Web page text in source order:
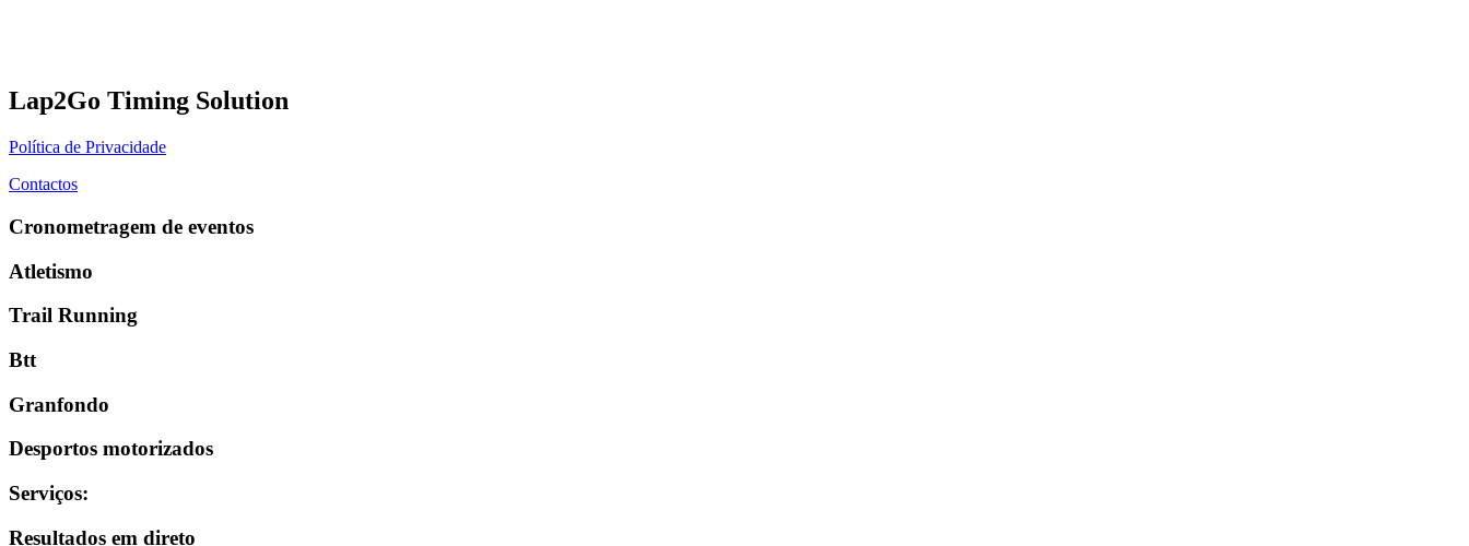
Lap2Go Timing Solution
Política de Privacidade
Contactos
Cronometragem de eventos
Atletismo
Trail Running
Btt
Granfondo
Desportos motorizados
Serviços:
Resultados em direto